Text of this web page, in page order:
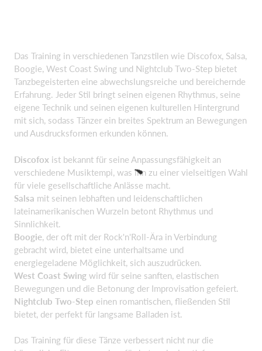
Das Training in verschiedenen Tanzstilen wie Discofox, Salsa,
Boogie, West Coast Swing und Nightclub Two-Step bietet
Tanzbegeisterten eine abwechslungsreiche und bereichernde
Erfahrung. Jeder Stil bringt seinen eigenen Rhythmus, seine
eigene Technik und seinen eigenen kulturellen Hintergrund
mit sich, sodass Tänzer ein breites Spektrum an Bewegungen
und Ausdrucksformen erkunden können.
Discofox ist bekannt für seine Anpassungsfähigkeit an
verschiedene Musiktempi, was ihn zu einer vielseitigen Wahl
für viele gesellschaftliche Anlässe macht.
Salsa mit seinen lebhaften und leidenschaftlichen
lateinamerikanischen Wurzeln betont Rhythmus und
Sinnlichkeit.
Boogie , der oft mit der Rock'n'Roll-Ära in Verbindung
gebracht wird, bietet eine unterhaltsame und
energiegeladene Möglichkeit, sich auszudrücken.
West Coast Swing wird für seine sanften, elastischen
Bewegungen und die Betonung der Improvisation gefeiert.
Nightclub Two-Step einen romantischen, fließenden Stil
bietet, der perfekt für langsame Balladen ist.
Das Training für diese Tänze verbessert nicht nur die